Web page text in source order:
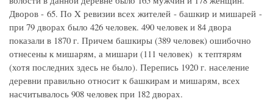
Дворов - 65. По X ревизии всех жителей - башкир и мишарей -
при 79 дворах было 426 человек. 490 человек и 84 двора
показали в 1870 г. Причем башкиры (389 человек) ошибочно
отнесены к мишарям, а мишари (111 человек) к тептярям
(хотя последних здесь не было). Перепись 1920 г. население
деревни правильно относит к башкирам и мишарям, всех
насчитывалось 908 человек при 182 дворах.